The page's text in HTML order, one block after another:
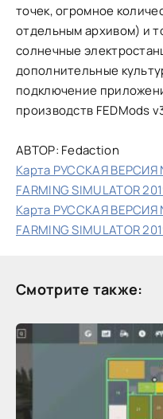
точек, огромное
отдельным архивом) и
солнечные
дополнительные
подключение
производств FEDMods
АВТОР: Fedaction
Карта РУССКАЯ ВЕРСИЯ
FARMING SIMULATOR
Карта РУССКАЯ ВЕРСИЯ
FARMING SIMULATOR
Смотрите также: